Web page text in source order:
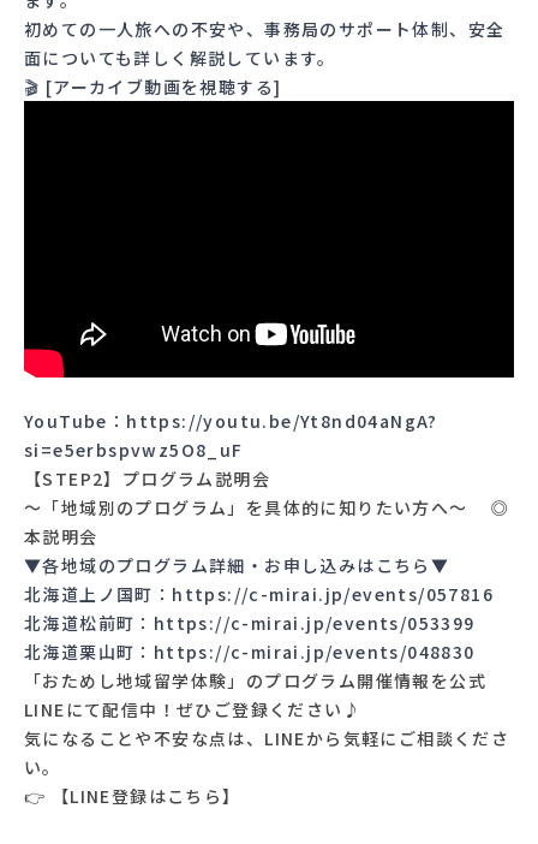
初めての一人旅への不安や、事務局のサポート体制、安全
面についても詳しく解説しています。
🎬 [アーカイブ動画を視聴する]
YouTube： https://youtu.be/Yt8nd04aNgA?
si=e5erbspvwz5O8_uF
【STEP2】プログラム説明会
〜「地域別のプログラム」を具体的に知りたい方へ〜 ◎
本説明会
▼各地域のプログラム詳細・お申し込みはこちら▼
北海道上ノ国町： https://c-mirai.jp/events/057816
北海道松前町： https://c-mirai.jp/events/053399
北海道栗山町： https://c-mirai.jp/events/048830
「おためし地域留学体験」のプログラム開催情報を公式
LINEにて配信中！ぜひご登録ください♪
気になることや不安な点は、LINEから気軽にご相談くださ
い。
👉 【LINE登録はこちら】